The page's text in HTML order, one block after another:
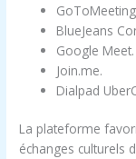
BlueJeans
Google Meet.
Join.me.
Dialpad
La plateforme
échanges culturels